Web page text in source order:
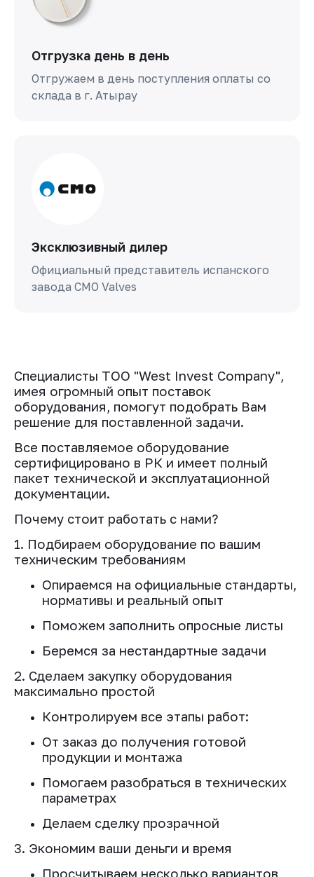
Отгрузка день в день
Отгружаем в день поступления оплаты со
склада в г. Атырау
Эксклюзивный дилер
Официальный представитель испанского
завода СМО Valves
Специалисты ТОО "West Invest Company",
имея огромный опыт поставок
оборудования, помогут подобрать Вам
решение для поставленной задачи.
Все поставляемое оборудование
сертифицировано в РК и имеет полный
пакет технической и эксплуатационной
документации.
Почему стоит работать с нами?
1. Подбираем оборудование по вашим
техническим требованиям
Опираемся на официальные стандарты,
нормативы и реальный опыт
Поможем заполнить опросные листы
Беремся за нестандартные задачи
2. Сделаем закупку оборудования
максимально простой
Контролируем все этапы работ:
От заказ до получения готовой
продукции и монтажа
Помогаем разобраться в технических
параметрах
Делаем сделку прозрачной
3. Экономим ваши деньги и время
Просчитываем несколько вариантов